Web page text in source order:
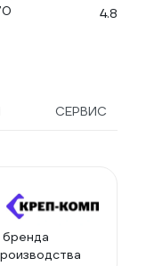
4.8
СЕРВИС